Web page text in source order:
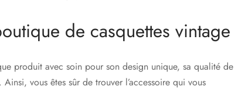
de casquettes vintage
produit avec soin pour son design unique, sa qualité de
vous êtes sûr de trouver l’accessoire qui vous